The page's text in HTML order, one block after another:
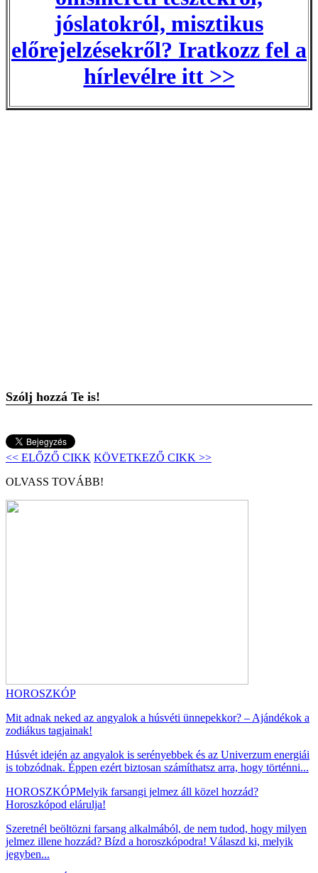
jóslatokról, misztikus
előrejelzésekről? Iratkozz fel a
hírlevélre itt >>
Szólj hozzá Te is!
<< ELŐZŐ CIKK KÖVETKEZŐ CIKK >>
OLVASS TOVÁBB!
HOROSZKÓP
Mit adnak neked az angyalok a húsvéti ünnepekkor? – Ajándékok a
zodiákus tagjainak!
Húsvét idején az angyalok is serényebbek és az Univerzum energiái
is tobzódnak. Éppen ezért biztosan számíthatsz arra, hogy történni...
HOROSZKÓPMelyik farsangi jelmez áll közel hozzád?
Horoszkópod elárulja!
Szeretnél beöltözni farsang alkalmából, de nem tudod, hogy milyen
jelmez illene hozzád? Bízd a horoszkópodra! Válaszd ki, melyik
jegyben...